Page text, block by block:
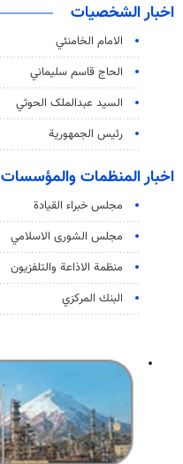
اخبار الشخصيات
الامام الخامنئي
الحاج قاسم سليماني
السید عبدالملک الحوثي
رئيس الجمهورية
اخبار المنظمات والمؤسسات
مجلس خبراء القيادة
مجلس الشورى الاسلامي
منظمة الاذاعة والتلفزیون
البنك المركزي